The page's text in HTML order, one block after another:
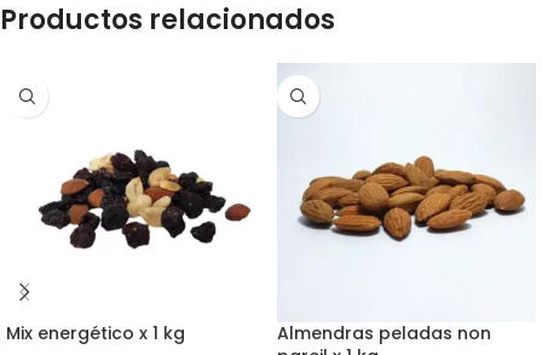
Productos relacionados
Mix energético x 1 kg
Almendras peladas non